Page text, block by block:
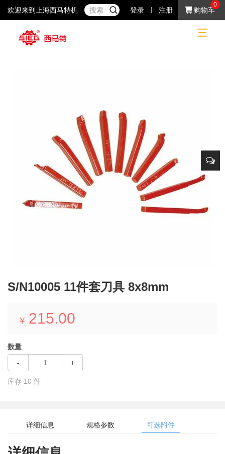
欢迎来到上海西马特机械制造有限公司！37年专注于小机床产品的研
登录 注册 购物车
0
普通机床
网站首页 普通机床
S/N10005 11件套刀具 8x8mm
￥ 215.00
数量
-
+
库存 10 件
详细信息 规格参数 可选附件